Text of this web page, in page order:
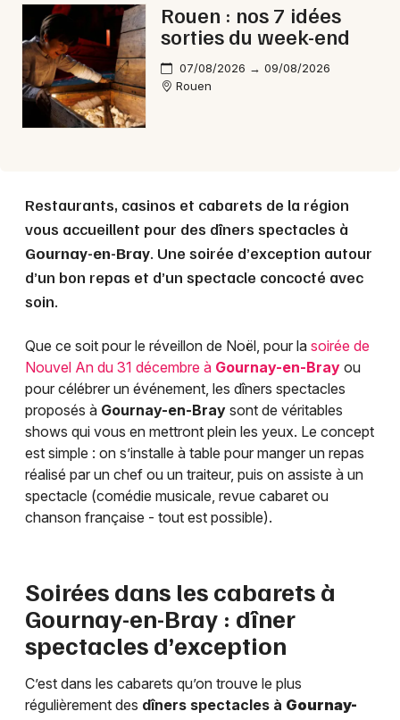
76 - Seine-Maritime
Mon email
Rouen : nos 7 idées
sorties du week-end
07/08/2026 → 09/08/2026
Rouen
Restaurants, casinos et cabarets de la région
vous accueillent pour des dîners spectacles à
Gournay-en-Bray. Une soirée d’exception autour
d’un bon repas et d’un spectacle concocté avec
soin.
Que ce soit pour le réveillon de Noël, pour la soirée de
Nouvel An du 31 décembre à Gournay-en-Bray ou
pour célébrer un événement, les dîners spectacles
proposés à Gournay-en-Bray sont de véritables
shows qui vous en mettront plein les yeux. Le concept
est simple : on s’installe à table pour manger un repas
réalisé par un chef ou un traiteur, puis on assiste à un
spectacle (comédie musicale, revue cabaret ou
chanson française - tout est possible).
Soirées dans les cabarets à
Gournay-en-Bray : dîner
spectacles d’exception
C’est dans les cabarets qu’on trouve le plus
régulièrement des dîners spectacles à Gournay-